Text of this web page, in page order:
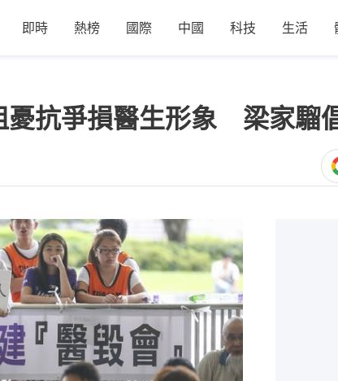
即時 熱榜 國際 中國 科技 生活
憂抗爭損醫生形象 梁家騮